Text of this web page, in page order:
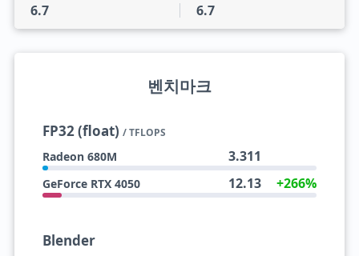
6.7 6.7
벤치마크
FP32 (float) / TFLOPS
Radeon 680M 3.311
GeForce RTX 4050 12.13 +266%
Blender